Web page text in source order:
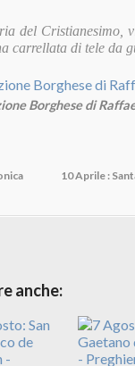
del Cristianesimo,
carrellata di tele da
Borghese di
10 Aprile :
anche: